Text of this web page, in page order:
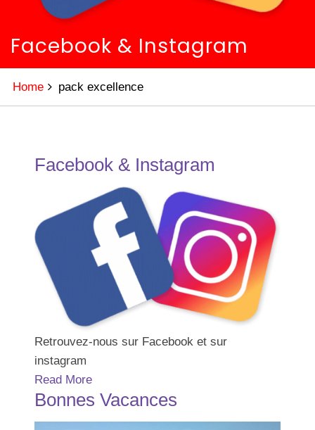
Facebook & Instagram
Home pack excellence
Facebook & Instagram
Retrouvez-nous sur Facebook et sur
instagram
Read More
Bonnes Vacances